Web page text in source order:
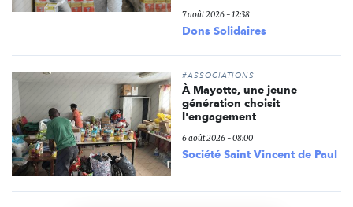
7 août 2026 - 12:38
Dons Solidaires
#ASSOCIATIONS
À Mayotte, une jeune
génération choisit
l'engagement
6 août 2026 - 08:00
Société Saint Vincent de Paul